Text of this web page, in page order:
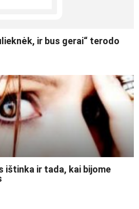
ir bus gerai“ terodo
ištinka ir tada, kai bijome